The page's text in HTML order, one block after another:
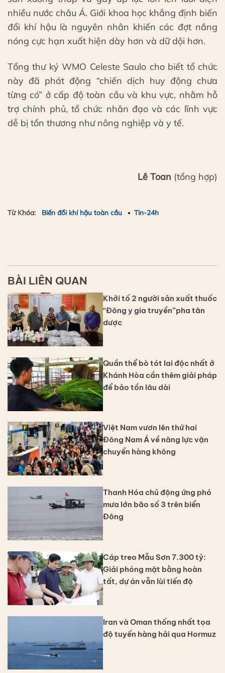
nhiều nước châu Á. Giới khoa học khẳng định biến
đổi khí hậu là nguyên nhân khiến các đợt nắng
nóng cực hạn xuất hiện dày hơn và dữ dội hơn.
Tổng thư ký WMO Celeste Saulo cho biết tổ chức
này đã phát động “chiến dịch huy động chưa
từng có” ở cấp độ toàn cầu và khu vực, nhằm hỗ
trợ chính phủ, tổ chức nhân đạo và các lĩnh vực
dễ bị tổn thương như nông nghiệp và y tế.
Lê Toan (tổng hợp)
Từ Khóa: Biến đổi khí hậu toàn cầu Tin-24h
BÀI LIÊN QUAN
Khởi tố 2 người sản xuất thuốc
“Đông y gia truyền”pha tân
dược
Quần thể bò tót lai độc nhất ở
Khánh Hòa cần thêm giải pháp
để bảo tồn lâu dài
Việt Nam vươn lên thứ hai
Đông Nam Á về năng lực vận
chuyển hàng không
Thanh Hóa chủ động ứng phó
mưa lớn bão số 3 trên biển
Đông
Cáp treo Mẫu Sơn 7.300 tỷ:
Giải phóng mặt bằng hoàn
tất, dự án vẫn lùi tiến độ
Iran và Oman thống nhất tọa
độ tuyến hàng hải qua Hormuz